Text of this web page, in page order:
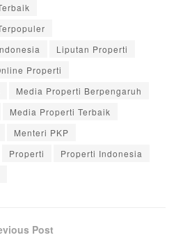
Liputan Properti
Properti
Media Properti Berpengaruh
Media Properti Terbaik
Menteri PKP
Properti
Properti Indonesia
Post